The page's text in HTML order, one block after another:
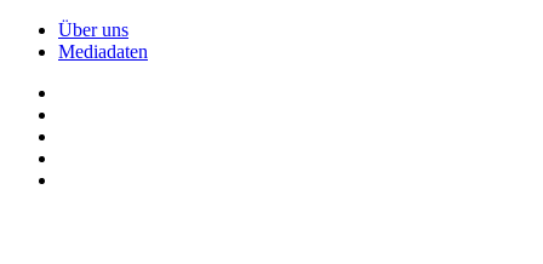
Über uns
Mediadaten